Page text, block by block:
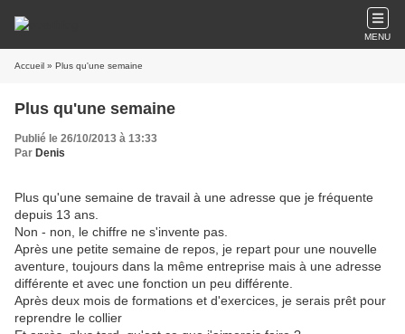
MENU
Accueil » Plus qu'une semaine
Plus qu'une semaine
Publié le 26/10/2013 à 13:33
Par Denis
Plus qu'une semaine de travail à une adresse que je fréquente
depuis 13 ans.
Non - non, le chiffre ne s'invente pas.
Après une petite semaine de repos, je repart pour une nouvelle
aventure, toujours dans la même entreprise mais à une adresse
différente et avec une fonction un peu différente.
Après deux mois de formations et d'exercices, je serais prêt pour
reprendre le collier